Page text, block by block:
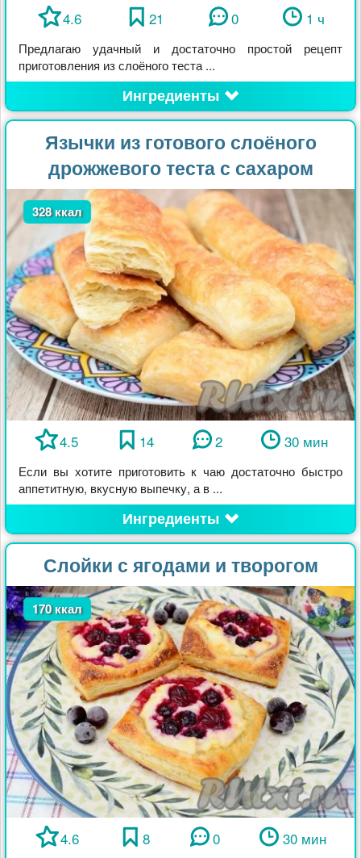
4.6 21 0 1 ч
Предлагаю удачный и достаточно простой рецепт
приготовления из слоёного теста ...
Ингредиенты
Язычки из готового слоёного
дрожжевого теста с сахаром
328 ккал
4.5 14 2 30 мин
Если вы хотите приготовить к чаю достаточно быстро
аппетитную, вкусную выпечку, а в ...
Ингредиенты
Слойки с ягодами и творогом
170 ккал
4.6 8 0 30 мин